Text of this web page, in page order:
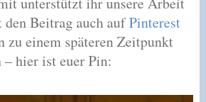
den Beitrag auch aufPinterest
zu einem späteren Zeitpunkt
hier ist euer Pin: